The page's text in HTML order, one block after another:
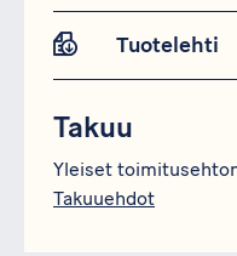
Tuotelehti
Takuu
Yleiset
Takuuehdot